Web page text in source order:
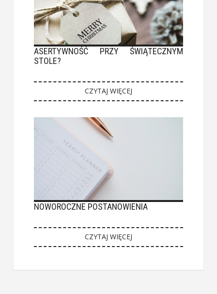
ASERTYWNOŚĆ PRZY ŚWIĄTECZNYM
STOLE?
CZYTAJ WIĘCEJ
NOWOROCZNE POSTANOWIENIA
CZYTAJ WIĘCEJ